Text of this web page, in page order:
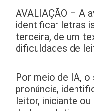
AVALIAÇÃO – A
identificar letras
terceira, de um
dificuldades de
Por meio de IA,
pronúncia,
leitor, iniciante